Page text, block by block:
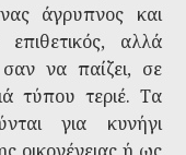
άγρυπνος και
αλλά
να παίζει, σε
τύπου τεριέ. Τα
για κυνήγι
οικογένειας ή ως